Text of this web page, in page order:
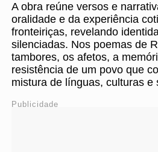
A obra reúne versos e
oralidade e da experiência
fronteiriças, revelando
silenciadas. Nos poemas de
tambores, os afetos, a
resistência de um povo que
mistura de línguas, culturas e
Publicidade